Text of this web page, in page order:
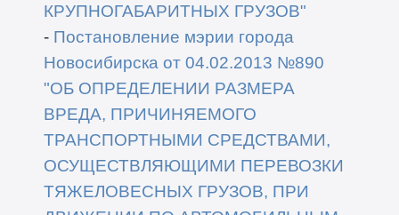
КРУПНОГАБАРИТНЫХ ГРУЗОВ"
- Постановление мэрии города
Новосибирска от 04.02.2013 №890
"ОБ ОПРЕДЕЛЕНИИ РАЗМЕРА
ВРЕДА, ПРИЧИНЯЕМОГО
ТРАНСПОРТНЫМИ СРЕДСТВАМИ,
ОСУЩЕСТВЛЯЮЩИМИ ПЕРЕВОЗКИ
ТЯЖЕЛОВЕСНЫХ ГРУЗОВ, ПРИ